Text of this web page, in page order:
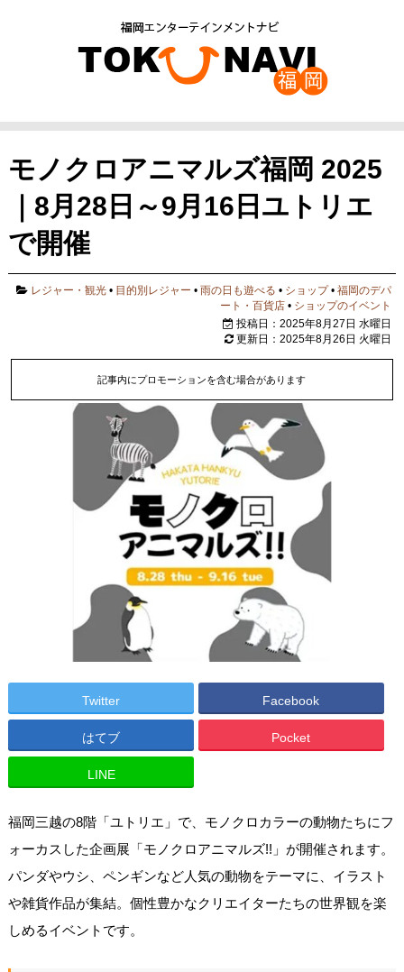
モノクロアニマルズ福岡 2025
｜8月28日～9月16日ユトリエ
で開催
レジャー・観光 • 目的別レジャー •雨の日も遊べる • ショップ•福岡のデパ
ート・百貨店 • ショップのイベント
投稿日：2025年8月27日 水曜日
更新日：2025年8月26日 火曜日
記事内にプロモーションを含む場合があります
Twitter Facebook
はてブ Pocket
LINE
福岡三越の8階「ユトリエ」で、モノクロカラーの動物たちにフ
ォーカスした企画展「モノクロアニマルズ!!」が開催されます。
パンダやウシ、ペンギンなど人気の動物をテーマに、イラスト
や雑貨作品が集結。個性豊かなクリエイターたちの世界観を楽
しめるイベントです。